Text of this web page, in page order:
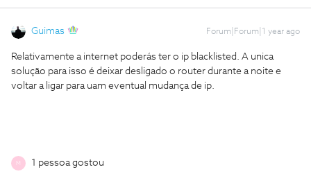
Guimas Forum|Forum|1 year ago
Relativamente a internet poderás ter o ip blacklisted. A unica
solução para isso é deixar desligado o router durante a noite e
voltar a ligar para uam eventual mudança de ip.
M 1 pessoa gostou